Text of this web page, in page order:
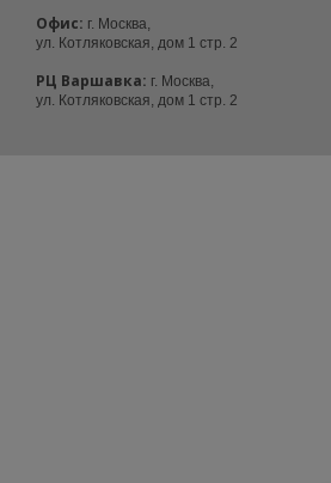
Офис: г. Москва,
ул. Котляковская, дом 1 стр. 2
РЦ Варшавка: г. Москва,
ул. Котляковская, дом 1 стр. 2